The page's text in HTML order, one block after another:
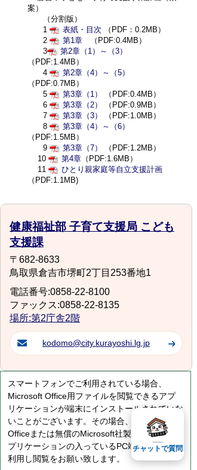
案）
（分割版）
1
表紙・目次 （PDF：0.2MB）
2
第1章 （PDF:0.4MB）
3
第2章（1）～（3）
（PDF:1.4MB）
4
第2章（4）～（5）
（PDF:0.7MB）
5
第3章（1）
（PDF:0.4MB）
6
第3章（2）
（PDF:0.9MB）
7
第3章（3）
（PDF:1.0MB）
8
第3章（4）～（6）
（PDF:1.5MB）
9
第3章（7）
（PDF:1.2MB）
10
第4章 （PDF:1.6MB）
11
ひとり親家庭等自立支援計画
（PDF:1.1MB)
健康福祉部 子育て支援局 こども
支援課
〒682-8633
鳥取県倉吉市堺町2丁目253番地1
電話番号:0858-22-8100
ファックス:0858-22-8135
場所:第2庁舎2階
kodomo@city.kurayoshi.lg.jp
スマートフォンでご利用されている場合、
Microsoft Office用ファイルを閲覧できるアプ
リケーションが端末にインストールされていな
いことがございます。その場合、Microsoft
Officeまたは無償のMicrosoft社製ビューアーア
プリケーションの入っているPC端末などをご
利用し閲覧をお願い致します。
チャットで質問